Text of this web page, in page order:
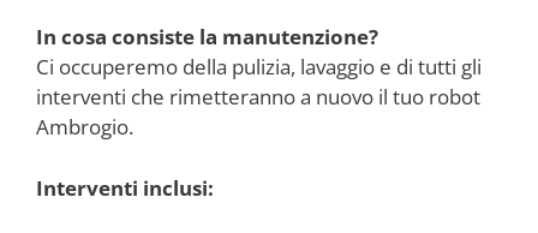
In cosa consiste la manutenzione?
Ci occuperemo della pulizia, lavaggio e di tutti gli
interventi che rimetteranno a nuovo il tuo robot
Ambrogio.
Interventi inclusi: